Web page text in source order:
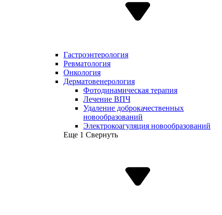
Гастроэнтерология
Ревматология
Онкология
Дерматовенерология
Фотодинамическая терапия
Лечение ВПЧ
Удаление доброкачественных
новообразований
Электрокоагуляция новообразований
Еще 1 Свернуть